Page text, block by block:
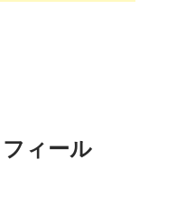
ィール